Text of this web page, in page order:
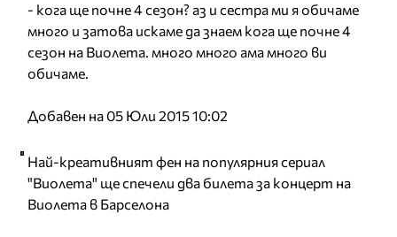
- кога ще почне 4 сезон? аз и сестра ми я обичаме
много и затова искаме да знаем кога ще почне 4
сезон на Виолета. много много ама много ви
обичаме.
Добавен на 05 Юли 2015 10:02
Най-креативният фен на популярния сериал
"Виолета" ще спечели два билета за концерт на
Виолета в Барселона